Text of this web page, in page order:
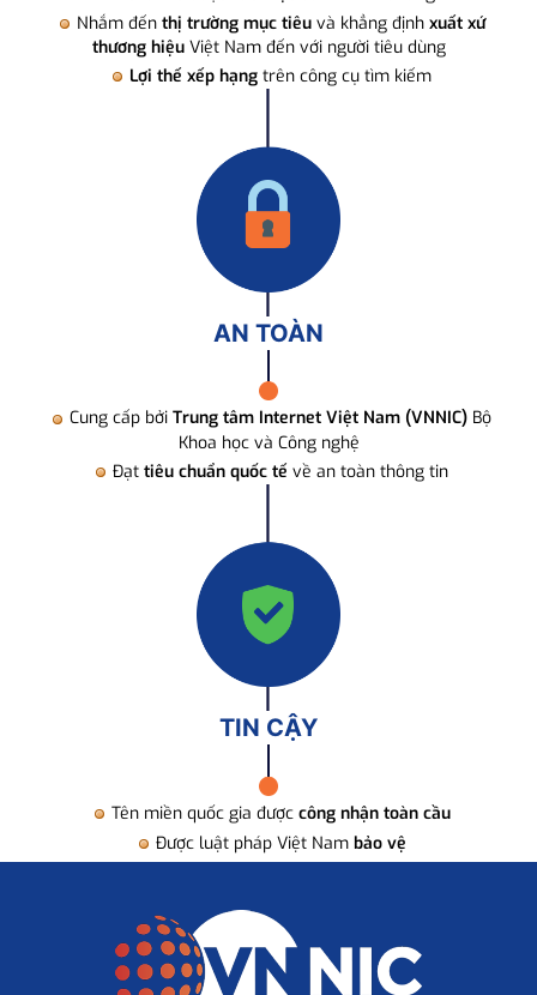
Nhắm đến thị trường mục tiêuvà khẳng định xuất xứ
thương hiệuViệt Nam đến với người tiêu dùng
Lợi thế xếp hạng trên công cụ tìm kiếm
AN TOÀN
Cung cấp bởi Trung tâm Internet Việt Nam (VNNIC) Bộ
Khoa học và Công nghệ
Đạt tiêu chuẩn quốc tế về an toàn thông tin
TIN CẬY
Tên miền quốc gia được công nhận toàn cầu
Được luật pháp Việt Nam bảo vệ